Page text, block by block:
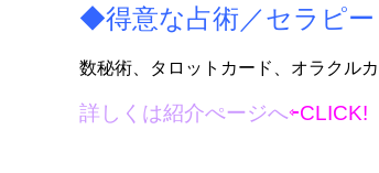
◆得意な占術／セラピー
数秘術、タロットカード、オラクル
詳しくは紹介ぺージへ⇦CLICK!